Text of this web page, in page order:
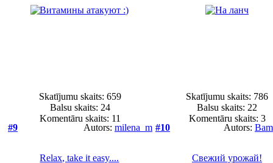
Skatījumu skaits: 659
Balsu skaits: 24
Komentāru skaits: 11
Skatījumu skaits: 786
Balsu skaits: 22
Komentāru skaits: 3
#9
Autors: milena_m
Relax, take it easy....
#10 Autors:
Свежий урожай!